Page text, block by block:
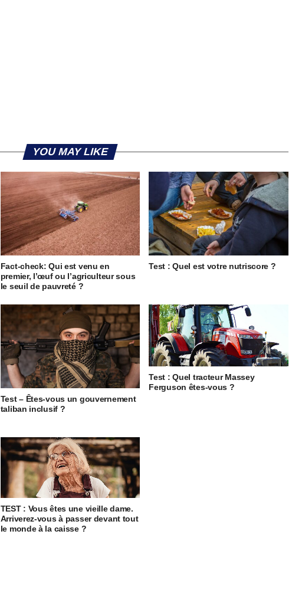
YOU MAY LIKE
Fact-check: Qui est venu en
premier, l’œuf ou l’agriculteur sous
le seuil de pauvreté ?
Test : Quel est votre nutriscore ?
Test – Êtes-vous un gouvernement
taliban inclusif ?
Test : Quel tracteur Massey
Ferguson êtes-vous ?
TEST : Vous êtes une vieille dame.
Arriverez-vous à passer devant tout
le monde à la caisse ?